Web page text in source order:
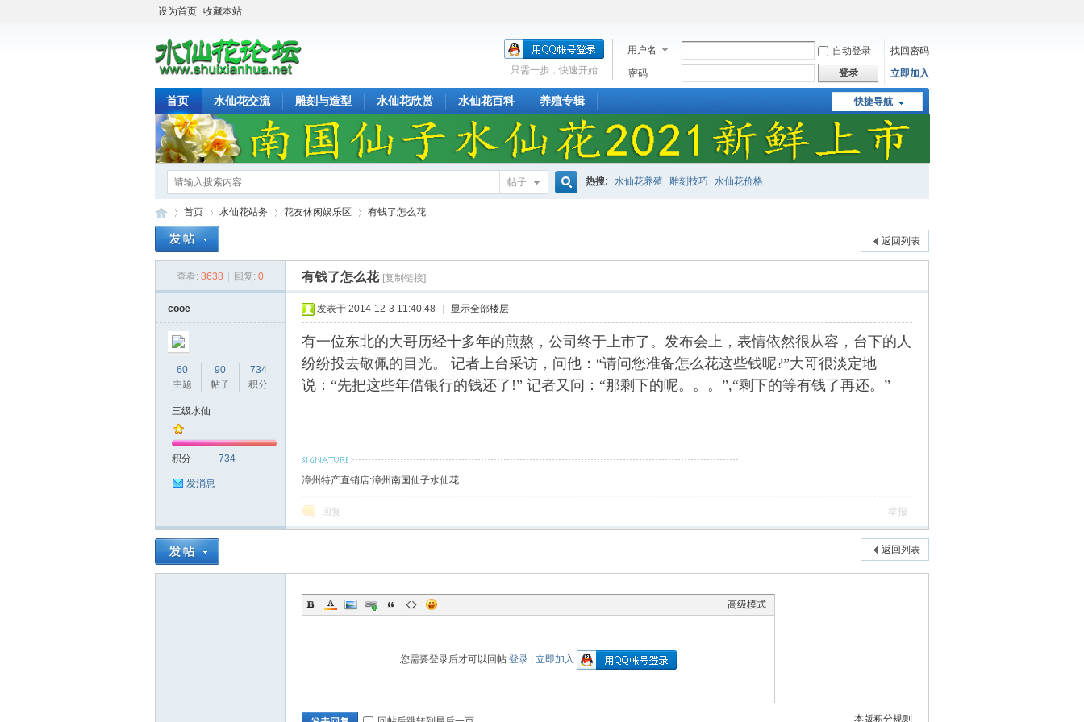
设为首页 收藏本站
用户名 自动登录
找回密码
密码
登录 立即加入
只需一步，快速开始
快捷导航
首页 水仙花交流 雕刻与造型 水仙花欣赏 水仙花百科 养殖专辑
帖子 热搜: 水仙花养殖 雕刻技巧 水仙花价格
首页
›
水仙花站务 花友休闲娱乐区
›
有钱了怎么花
返回列表
查看: 8638 回复: 0 有钱了怎么花 [复制链接]
cooe
60
主题
90
帖子
734
积分
三级水仙
积分 734
发消息
发表于 2014-12-3 11:40:48 显示全部楼层
有一位东北的大哥历经十多年的煎熬，公司终于上市了。发布会上，表情依然很从容，台下的人
纷纷投去敬佩的目光。 记者上台采访，问他：“请问您准备怎么花这些钱呢?”大哥很淡定地
说：“先把这些年借银行的钱还了!” 记者又问：“那剩下的呢。。。”,“剩下的等有钱了再还。”
漳州特产直销店:漳州南国仙子水仙花
回复 举报
返回列表
高级模式
您需要登录后才可以回帖 登录 立即加入
本版积分规则